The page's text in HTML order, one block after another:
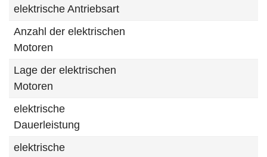
elektrische Antriebsart
Anzahl der elektrischen
Motoren
Lage der elektrischen
Motoren
elektrische
Dauerleistung
elektrische